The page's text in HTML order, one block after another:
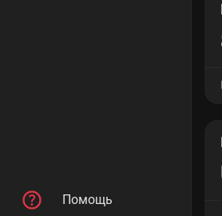
Помощь